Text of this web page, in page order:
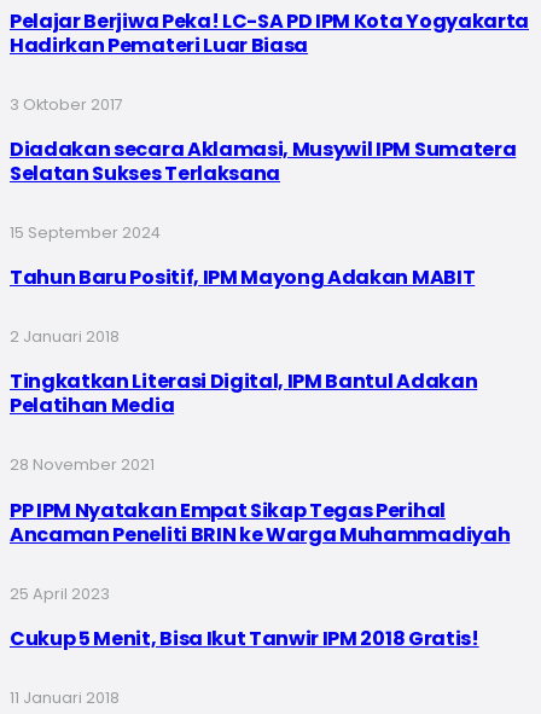
Pelajar Berjiwa Peka! LC-SA PD IPM Kota Yogyakarta
Hadirkan Pemateri Luar Biasa
3 Oktober 2017
Diadakan secara Aklamasi, Musywil IPM Sumatera
Selatan Sukses Terlaksana
15 September 2024
Tahun Baru Positif, IPM Mayong Adakan MABIT
2 Januari 2018
Tingkatkan Literasi Digital, IPM Bantul Adakan
Pelatihan Media
28 November 2021
PP IPM Nyatakan Empat Sikap Tegas Perihal
Ancaman Peneliti BRIN ke Warga Muhammadiyah
25 April 2023
Cukup 5 Menit, Bisa Ikut Tanwir IPM 2018 Gratis!
11 Januari 2018